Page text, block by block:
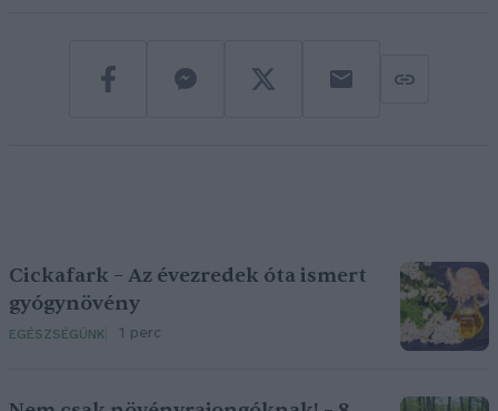
Cickafark – Az évezredek óta ismert
gyógynövény
EGÉSZSÉGÜNK 1 perc